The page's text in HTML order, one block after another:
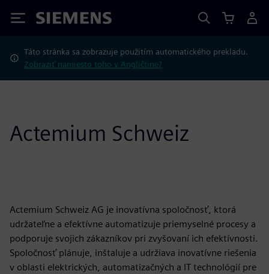
Siemens
Táto stránka sa zobrazuje použitím automatického prekladu.
Zobraziť namiesto toho v Angličtine?
Actemium Schweiz
Actemium Schweiz AG je inovatívna spoločnosť, ktorá
udržateľne a efektívne automatizuje priemyselné procesy a
podporuje svojich zákazníkov pri zvyšovaní ich efektívnosti.
Spoločnosť plánuje, inštaluje a udržiava inovatívne riešenia
v oblasti elektrických, automatizačných a IT technológií pre